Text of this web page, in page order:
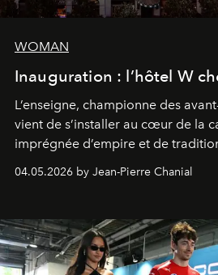
WOMAN
Inauguration : l’hôtel W
L’enseigne, championne des
vient de s’installer au cœur de la
imprégnée d’empire et de
extrêmes fait merveille.
04.05.2026 by Jean-Pierre Chanial